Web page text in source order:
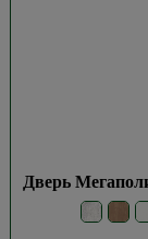
Дверь